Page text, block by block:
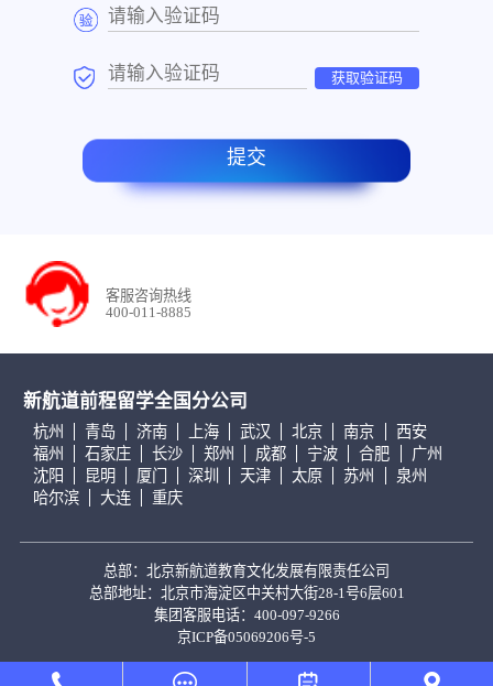
获取验证码
提交
客服咨询热线
400-011-8885
新航道前程留学全国分公司
杭州 青岛 济南 上海 武汉 北京 南京
西安
福州
石家庄 长沙 郑州 成都 宁波 合肥
广州
沈阳
昆明 厦门 深圳 天津 太原 苏州
泉州
哈尔滨
大连 重庆
总部：北京新航道教育文化发展有限责任公司
总部地址：北京市海淀区中关村大街28-1号6层601
集团客服电话：400-097-9266
京ICP备05069206号-5